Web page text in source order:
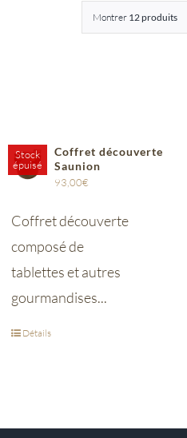
Montrer 12 produits
Stock
épuisé
Coffret découverte
Saunion
93,00€
Coffret découverte
composé de
tablettes et autres
gourmandises...
Détails